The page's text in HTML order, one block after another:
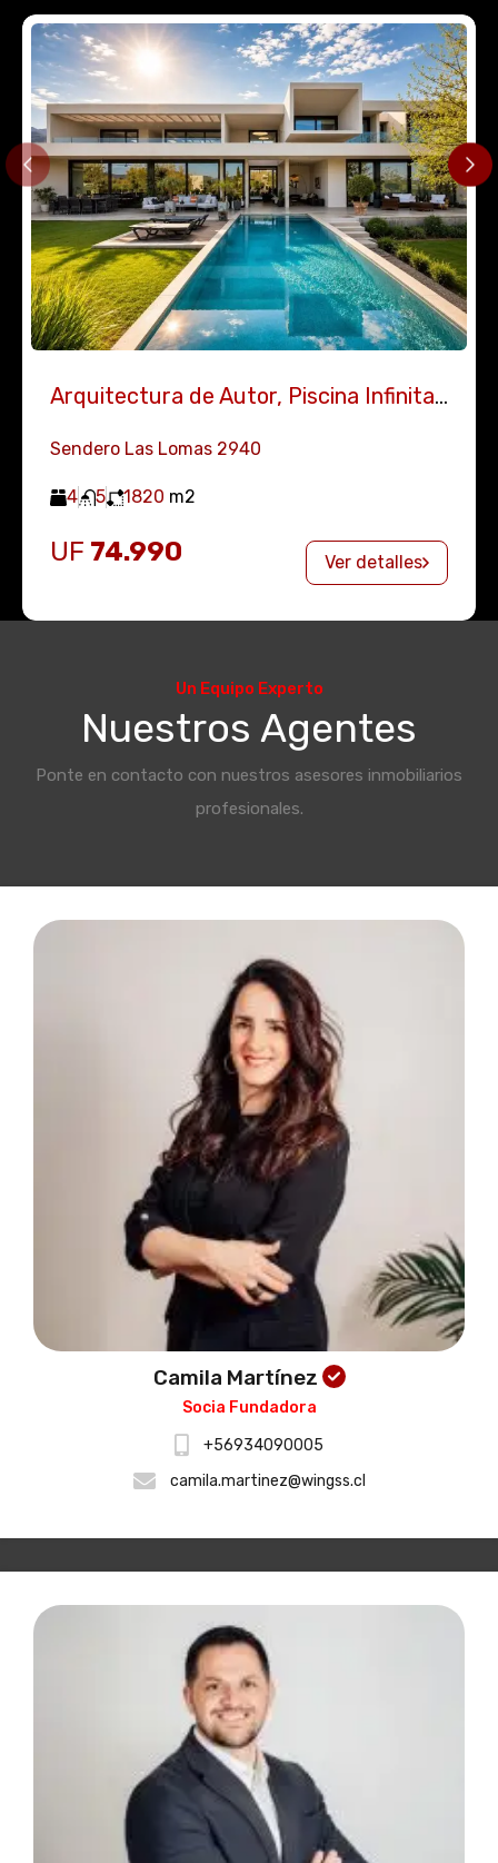
Arquitectura de Autor, Piscina Infinita y Terminaciones Premium
Sendero Las Lomas 2940
4 5 1820 m2
UF 74.990 Ver detalles
Un Equipo Experto
Nuestros Agentes
Ponte en contacto con nuestros asesores inmobiliarios
profesionales.
Camila Martínez
Socia Fundadora
+56934090005
camila.martinez@wingss.cl